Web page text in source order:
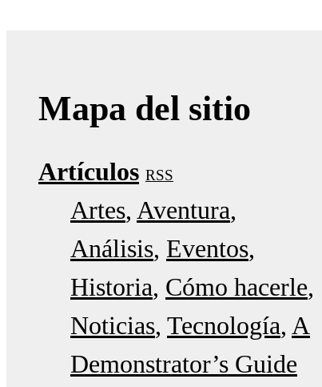
Mapa del sitio
Artículos RSS
Artes Aventura
Análisis Eventos
Historia Cómo hacerle
Noticias Tecnología A
Demonstrator’s Guide